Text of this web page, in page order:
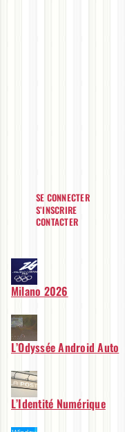
SE CONNECTER
S’INSCRIRE
CONTACTER
Milano 2026
L’Odyssée Android Auto
L’Identité Numérique